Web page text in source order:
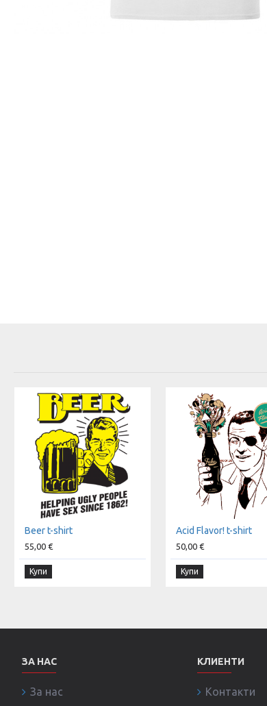
Beer t-shirt
55,00 €
Купи
Acid Flavor! t-shirt
50,00 €
Купи
ЗА НАС
За нас
КЛИЕНТИ
Контакти